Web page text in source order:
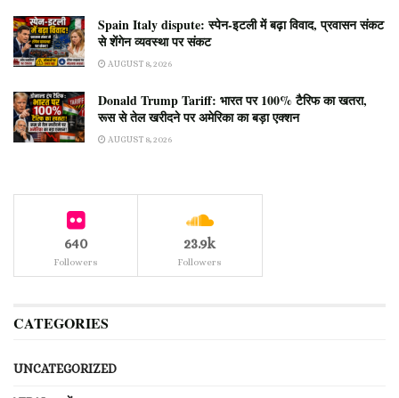
Spain Italy dispute: स्पेन-इटली में बढ़ा विवाद, प्रवासन संकट
से शेंगेन व्यवस्था पर संकट
AUGUST 8, 2026
Donald Trump Tariff: भारत पर 100% टैरिफ का खतरा,
रूस से तेल खरीदने पर अमेरिका का बड़ा एक्शन
AUGUST 8, 2026
640
Followers
23.9k
Followers
CATEGORIES
UNCATEGORIZED